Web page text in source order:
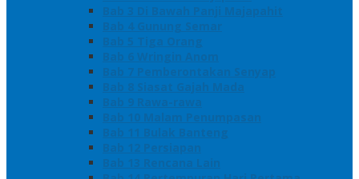
Bab 3 Di Bawah Panji Majapahit
Bab 4 Gunung Semar
Bab 5 Tiga Orang
Bab 6 Wringin Anom
Bab 7 Pemberontakan Senyap
Bab 8 Siasat Gajah Mada
Bab 9 Rawa-rawa
Bab 10 Malam Penumpasan
Bab 11 Bulak Banteng
Bab 12 Persiapan
Bab 13 Rencana Lain